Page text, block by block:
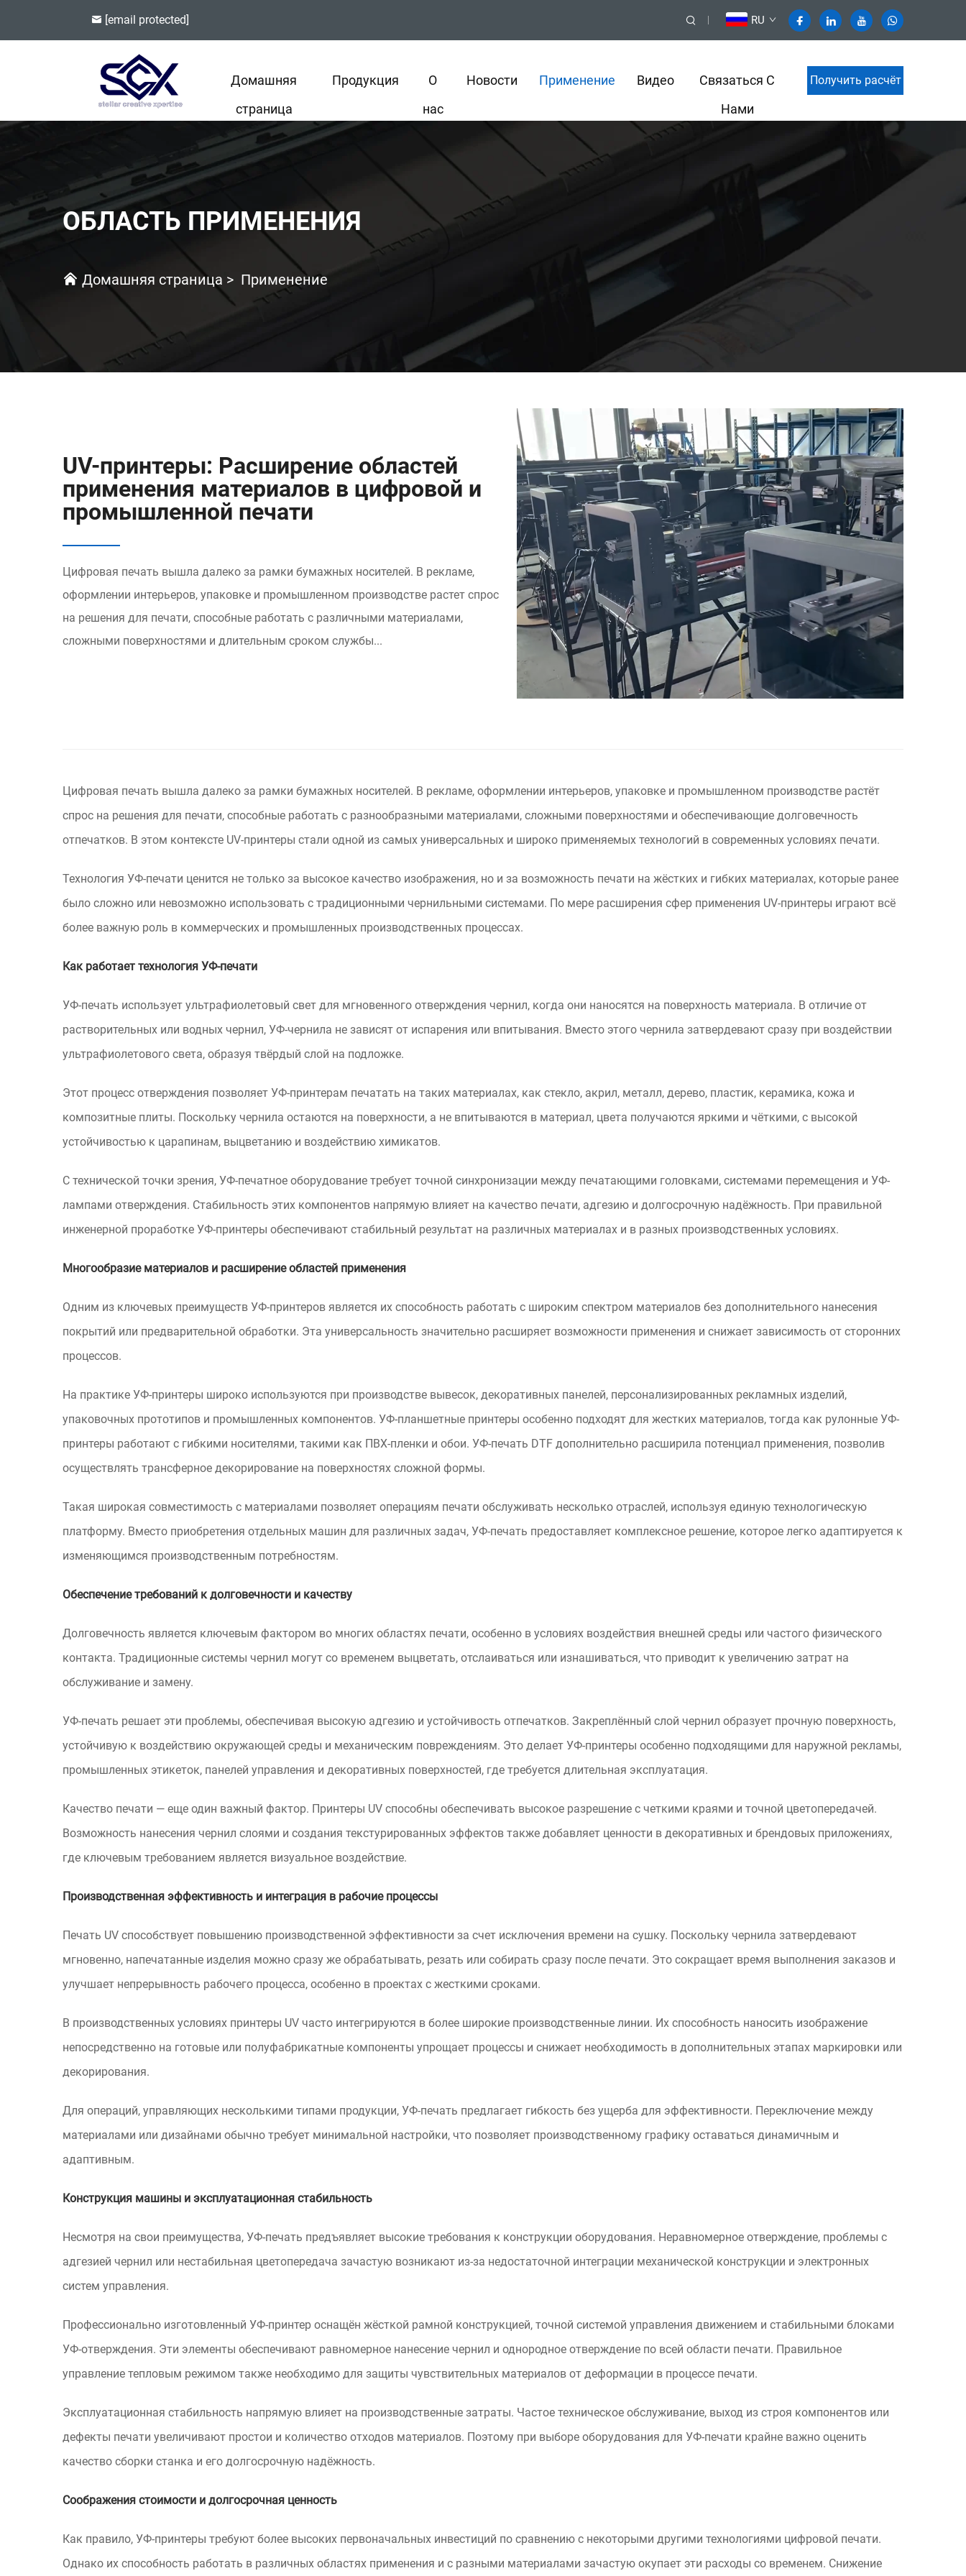
[email protected] RU
Домашняя
страница
Продукция
О
нас
Новости Применение Видео
Связаться С
Нами
Получить расчёт
ОБЛАСТЬ ПРИМЕНЕНИЯ
Домашняя страница > Применение
UV-принтеры: Расширение областей
применения материалов в цифровой и
промышленной печати
Цифровая печать вышла далеко за рамки бумажных носителей. В рекламе,
оформлении интерьеров, упаковке и промышленном производстве растет спрос
на решения для печати, способные работать с различными материалами,
сложными поверхностями и длительным сроком службы...
Цифровая печать вышла далеко за рамки бумажных носителей. В рекламе, оформлении интерьеров, упаковке и промышленном производстве растёт
спрос на решения для печати, способные работать с разнообразными материалами, сложными поверхностями и обеспечивающие долговечность
отпечатков. В этом контексте UV-принтеры стали одной из самых универсальных и широко применяемых технологий в современных условиях печати.
Технология УФ-печати ценится не только за высокое качество изображения, но и за возможность печати на жёстких и гибких материалах, которые ранее
было сложно или невозможно использовать с традиционными чернильными системами. По мере расширения сфер применения UV-принтеры играют всё
более важную роль в коммерческих и промышленных производственных процессах.
Как работает технология УФ-печати
УФ-печать использует ультрафиолетовый свет для мгновенного отверждения чернил, когда они наносятся на поверхность материала. В отличие от
растворительных или водных чернил, УФ-чернила не зависят от испарения или впитывания. Вместо этого чернила затвердевают сразу при воздействии
ультрафиолетового света, образуя твёрдый слой на подложке.
Этот процесс отверждения позволяет УФ-принтерам печатать на таких материалах, как стекло, акрил, металл, дерево, пластик, керамика, кожа и
композитные плиты. Поскольку чернила остаются на поверхности, а не впитываются в материал, цвета получаются яркими и чёткими, с высокой
устойчивостью к царапинам, выцветанию и воздействию химикатов.
С технической точки зрения, УФ-печатное оборудование требует точной синхронизации между печатающими головками, системами перемещения и УФ-
лампами отверждения. Стабильность этих компонентов напрямую влияет на качество печати, адгезию и долгосрочную надёжность. При правильной
инженерной проработке УФ-принтеры обеспечивают стабильный результат на различных материалах и в разных производственных условиях.
Многообразие материалов и расширение областей применения
Одним из ключевых преимуществ УФ-принтеров является их способность работать с широким спектром материалов без дополнительного нанесения
покрытий или предварительной обработки. Эта универсальность значительно расширяет возможности применения и снижает зависимость от сторонних
процессов.
На практике УФ-принтеры широко используются при производстве вывесок, декоративных панелей, персонализированных рекламных изделий,
упаковочных прототипов и промышленных компонентов. УФ-планшетные принтеры особенно подходят для жестких материалов, тогда как рулонные УФ-
принтеры работают с гибкими носителями, такими как ПВХ-пленки и обои. УФ-печать DTF дополнительно расширила потенциал применения, позволив
осуществлять трансферное декорирование на поверхностях сложной формы.
Такая широкая совместимость с материалами позволяет операциям печати обслуживать несколько отраслей, используя единую технологическую
платформу. Вместо приобретения отдельных машин для различных задач, УФ-печать предоставляет комплексное решение, которое легко адаптируется к
изменяющимся производственным потребностям.
Обеспечение требований к долговечности и качеству
Долговечность является ключевым фактором во многих областях печати, особенно в условиях воздействия внешней среды или частого физического
контакта. Традиционные системы чернил могут со временем выцветать, отслаиваться или изнашиваться, что приводит к увеличению затрат на
обслуживание и замену.
УФ-печать решает эти проблемы, обеспечивая высокую адгезию и устойчивость отпечатков. Закреплённый слой чернил образует прочную поверхность,
устойчивую к воздействию окружающей среды и механическим повреждениям. Это делает УФ-принтеры особенно подходящими для наружной рекламы,
промышленных этикеток, панелей управления и декоративных поверхностей, где требуется длительная эксплуатация.
Качество печати — еще один важный фактор. Принтеры UV способны обеспечивать высокое разрешение с четкими краями и точной цветопередачей.
Возможность нанесения чернил слоями и создания текстурированных эффектов также добавляет ценности в декоративных и брендовых приложениях,
где ключевым требованием является визуальное воздействие.
Производственная эффективность и интеграция в рабочие процессы
Печать UV способствует повышению производственной эффективности за счет исключения времени на сушку. Поскольку чернила затвердевают
мгновенно, напечатанные изделия можно сразу же обрабатывать, резать или собирать сразу после печати. Это сокращает время выполнения заказов и
улучшает непрерывность рабочего процесса, особенно в проектах с жесткими сроками.
В производственных условиях принтеры UV часто интегрируются в более широкие производственные линии. Их способность наносить изображение
непосредственно на готовые или полуфабрикатные компоненты упрощает процессы и снижает необходимость в дополнительных этапах маркировки или
декорирования.
Для операций, управляющих несколькими типами продукции, УФ-печать предлагает гибкость без ущерба для эффективности. Переключение между
материалами или дизайнами обычно требует минимальной настройки, что позволяет производственному графику оставаться динамичным и
адаптивным.
Конструкция машины и эксплуатационная стабильность
Несмотря на свои преимущества, УФ-печать предъявляет высокие требования к конструкции оборудования. Неравномерное отверждение, проблемы с
адгезией чернил или нестабильная цветопередача зачастую возникают из-за недостаточной интеграции механической конструкции и электронных
систем управления.
Профессионально изготовленный УФ-принтер оснащён жёсткой рамной конструкцией, точной системой управления движением и стабильными блоками
УФ-отверждения. Эти элементы обеспечивают равномерное нанесение чернил и однородное отверждение по всей области печати. Правильное
управление тепловым режимом также необходимо для защиты чувствительных материалов от деформации в процессе печати.
Эксплуатационная стабильность напрямую влияет на производственные затраты. Частое техническое обслуживание, выход из строя компонентов или
дефекты печати увеличивают простои и количество отходов материалов. Поэтому при выборе оборудования для УФ-печати крайне важно оценить
качество сборки станка и его долгосрочную надёжность.
Соображения стоимости и долгосрочная ценность
Как правило, УФ-принтеры требуют более высоких первоначальных инвестиций по сравнению с некоторыми другими технологиями цифровой печати.
Однако их способность работать в различных областях применения и с разными материалами зачастую окупает эти расходы со временем. Снижение